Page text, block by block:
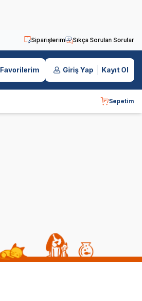
Siparişlerim Sıkça Sorulan Sorular
Favorilerim Giriş Yap Kayıt Ol
Sepetim